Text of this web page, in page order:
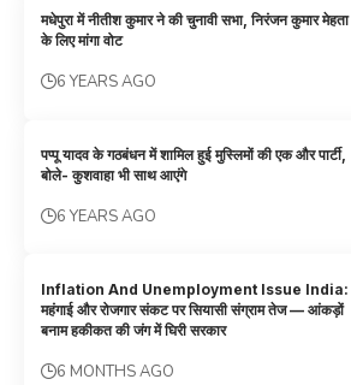
मधेपुरा में नीतीश कुमार ने की चुनावी सभा, निरंजन कुमार मेहता
के लिए मांगा वोट
6 YEARS AGO
पप्पू यादव के गठबंधन में शामिल हुई मुस्लिमों की एक और पार्टी,
बोले- कुशवाहा भी साथ आएंगे
6 YEARS AGO
Inflation And Unemployment Issue India:
महंगाई और रोजगार संकट पर सियासी संग्राम तेज — आंकड़ों
बनाम हकीकत की जंग में घिरी सरकार
6 MONTHS AGO